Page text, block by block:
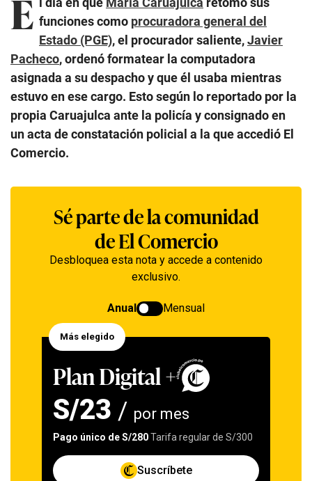
E funciones como procuradora general del
Estado (PGE), el procurador saliente,Javier
Pacheco, ordenó formatear la computadora
asignada a su despacho y que él usaba mientras
estuvo en ese cargo. Esto según lo reportado por la
propia Caruajulca ante la policía y consignado en
un acta de constatación policial a la que accedió El
Comercio.